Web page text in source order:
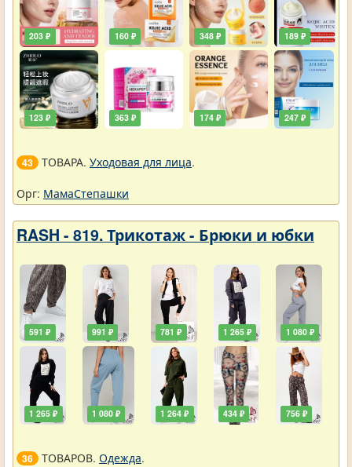
203 ₽
123 ₽
160 ₽
363 ₽
348 ₽
174 ₽
189 ₽
247 ₽
43 ТОВАРА. Уходовая для лица.
Орг: МамаСтепашки
RASH - 819. Трикотаж - Брюки и юбки
591 ₽
1 265 ₽
991 ₽
1 080 ₽
781 ₽
1 264 ₽
1 265 ₽
434 ₽
1 080 ₽
756 ₽
36 ТОВАРОВ. Одежда.